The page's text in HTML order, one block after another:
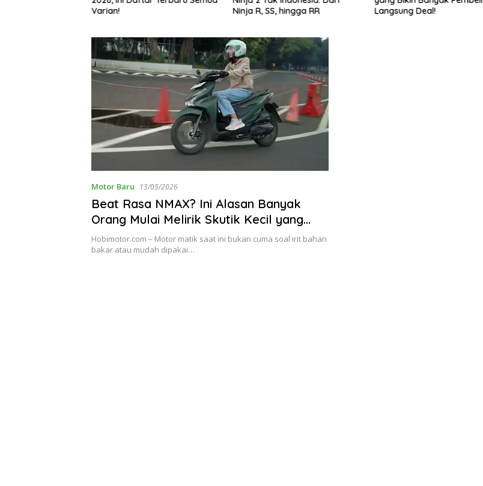
Varian!
Ninja R, SS, hingga RR
Langsung Deal!
Motor Baru 13/05/2026
Beat Rasa NMAX? Ini Alasan Banyak
Orang Mulai Melirik Skutik Kecil yang
Nyaman
Hobimotor.com – Motor matik saat ini bukan cuma soal irit bahan
bakar atau mudah dipakai…